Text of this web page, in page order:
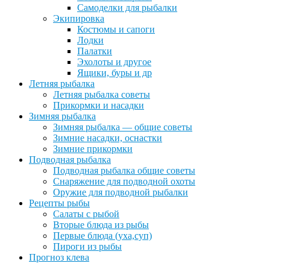
Самоделки для рыбалки
Экипировка
Костюмы и сапоги
Лодки
Палатки
Эхолоты и другое
Ящики, буры и др
Летняя рыбалка
Летняя рыбалка советы
Прикормки и насадки
Зимняя рыбалка
Зимняя рыбалка — общие советы
Зимние насадки, оснастки
Зимние прикормки
Подводная рыбалка
Подводная рыбалка общие советы
Снаряжение для подводной охоты
Оружие для подводной рыбалки
Рецепты рыбы
Салаты с рыбой
Вторые блюда из рыбы
Первые блюда (уха,суп)
Пироги из рыбы
Прогноз клева